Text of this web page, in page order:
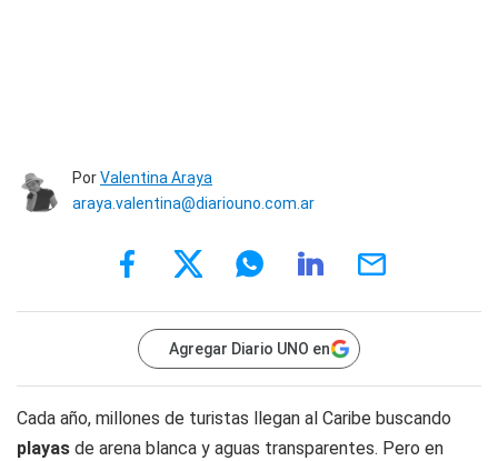
PorValentina Araya
araya.valentina@diariouno.com.ar
Agregar Diario UNO en
Cada año, millones de turistas llegan al Caribe buscando
playas de arena blanca y aguas transparentes. Pero en